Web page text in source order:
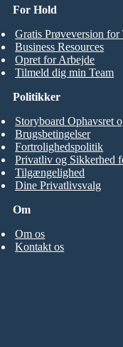
For Hold
Gratis Prøveversion for
Business Resources
Opret for Arbejde
Tilmeld dig min Team
Om
Om os
Kontakt os
Politikker
Storyboard Ophavsret
Brugsbetingelser
Fortrolighedspolitik
Privatliv og Sikkerhed
Tilgængelighed
Dine Privatlivsvalg